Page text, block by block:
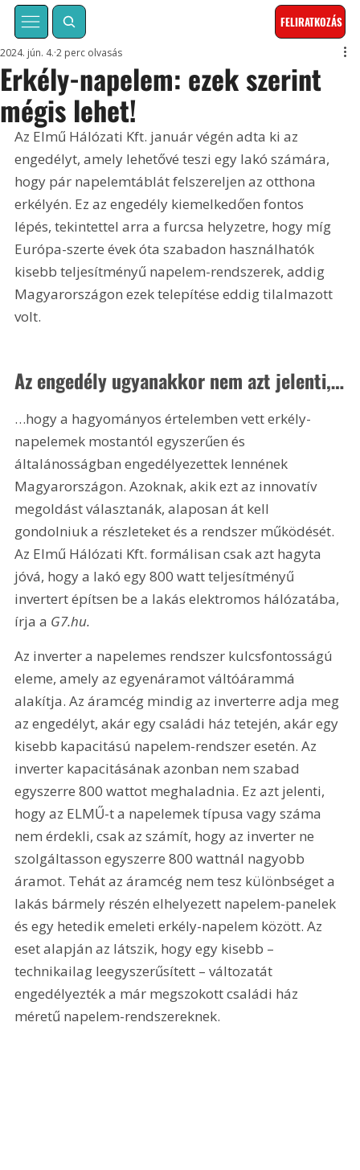
FELIRATKOZÁS
Erkély-napelem: ezek szerint
mégis lehet!
2024. jún. 4. 2 perc olvasás
Az Elmű Hálózati Kft. január végén adta ki az
engedélyt, amely lehetővé teszi egy lakó számára,
hogy pár napelemtáblát felszereljen az otthona
erkélyén. Ez az engedély kiemelkedően fontos
lépés, tekintettel arra a furcsa helyzetre, hogy míg
Európa-szerte évek óta szabadon használhatók
kisebb teljesítményű napelem-rendszerek, addig
Magyarországon ezek telepítése eddig tilalmazott
volt.
Az engedély ugyanakkor nem azt jelenti,…
…hogy a hagyományos értelemben vett erkély-
napelemek mostantól egyszerűen és
általánosságban engedélyezettek lennének
Magyarországon. Azoknak, akik ezt az innovatív
megoldást választanák, alaposan át kell
gondolniuk a részleteket és a rendszer működését.
Az Elmű Hálózati Kft. formálisan csak azt hagyta
jóvá, hogy a lakó egy 800 watt teljesítményű
invertert építsen be a lakás elektromos hálózatába,
írja a G7.hu.
Az inverter a napelemes rendszer kulcsfontosságú
eleme, amely az egyenáramot váltóárammá
alakítja. Az áramcég mindig az inverterre adja meg
az engedélyt, akár egy családi ház tetején, akár egy
kisebb kapacitású napelem-rendszer esetén. Az
inverter kapacitásának azonban nem szabad
egyszerre 800 wattot meghaladnia. Ez azt jelenti,
hogy az ELMŰ-t a napelemek típusa vagy száma
nem érdekli, csak az számít, hogy az inverter ne
szolgáltasson egyszerre 800 wattnál nagyobb
áramot. Tehát az áramcég nem tesz különbséget a
lakás bármely részén elhelyezett napelem-panelek
és egy hetedik emeleti erkély-napelem között. Az
eset alapján az látszik, hogy egy kisebb –
technikailag leegyszerűsített – változatát
engedélyezték a már megszokott családi ház
méretű napelem-rendszereknek.